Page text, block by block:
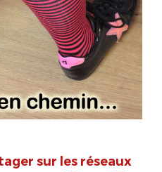
sur les réseaux